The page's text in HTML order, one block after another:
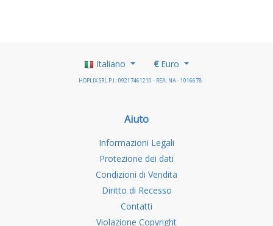
Italiano €Euro
HOPLIX SRL P.I.: 09217461210 - REA: NA - 1016678
Aiuto
Informazioni Legali
Protezione dei dati
Condizioni di Vendita
Diritto di Recesso
Contatti
Violazione Copyright